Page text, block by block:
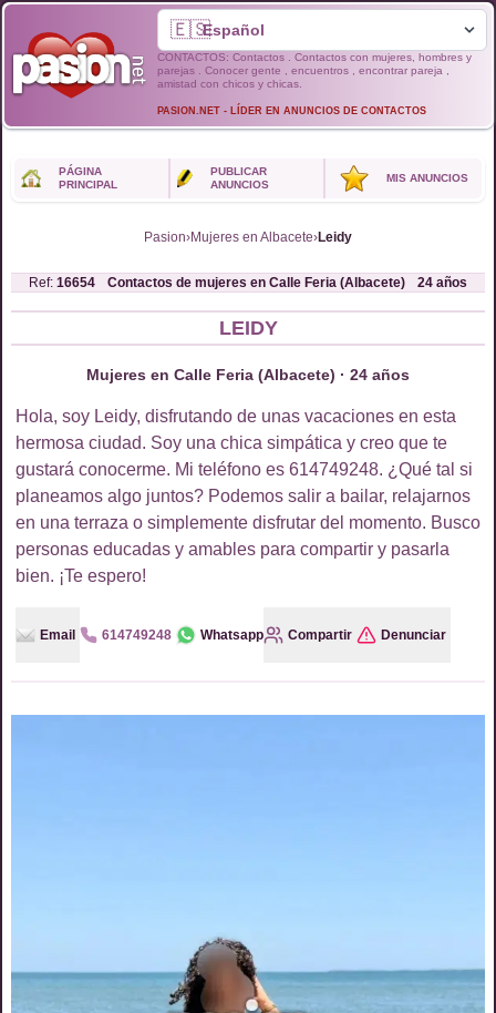
🇪🇸
CONTACTOS: Contactos . Contactos con mujeres, hombres y
parejas . Conocer gente , encuentros , encontrar pareja ,
amistad con chicos y chicas.
PASION.NET - LÍDER EN ANUNCIOS DE CONTACTOS
PÁGINA
PRINCIPAL
PUBLICAR
ANUNCIOS
MIS ANUNCIOS
Pasion›Mujeres en Albacete›Leidy
Ref: 16654 Contactos de mujeres en Calle Feria (Albacete) 24 años
LEIDY
Mujeres en Calle Feria (Albacete) · 24 años
Hola, soy Leidy, disfrutando de unas vacaciones en esta
hermosa ciudad. Soy una chica simpática y creo que te
gustará conocerme. Mi teléfono es 614749248. ¿Qué tal si
planeamos algo juntos? Podemos salir a bailar, relajarnos
en una terraza o simplemente disfrutar del momento. Busco
personas educadas y amables para compartir y pasarla
bien. ¡Te espero!
Email 614749248 Whatsapp Compartir Denunciar